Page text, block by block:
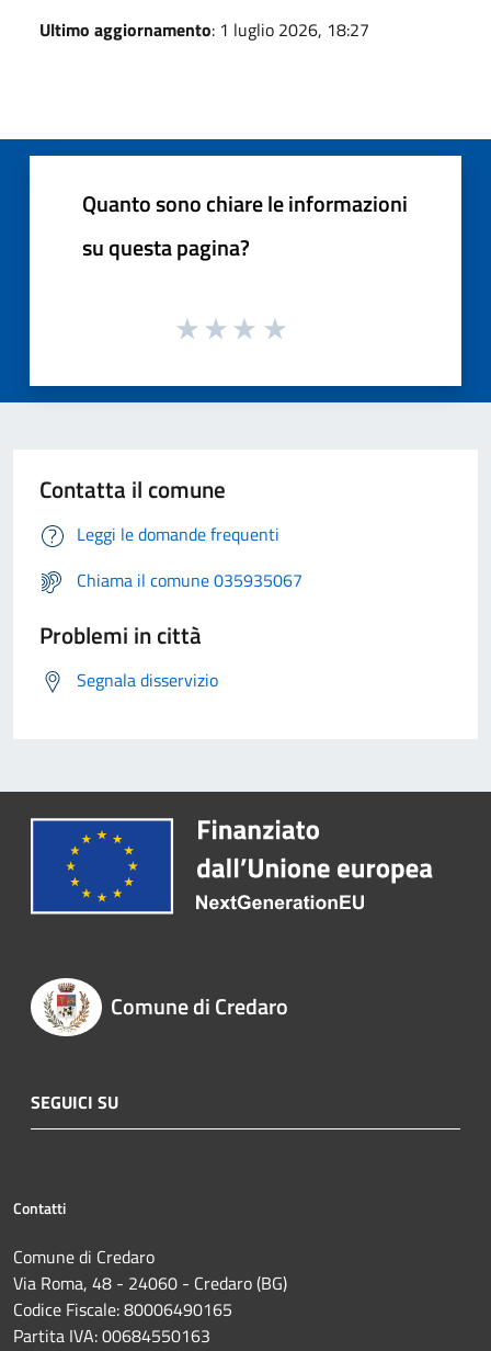
Ultimo aggiornamento: 1 luglio 2026, 18:27
Quanto sono chiare le informazioni
su questa pagina?
Contatta il comune
Leggi le domande frequenti
Chiama il comune 035935067
Problemi in città
Segnala disservizio
Comune di Credaro
SEGUICI SU
Contatti
Comune di Credaro
Via Roma, 48 - 24060 - Credaro (BG)
Codice Fiscale: 80006490165
Partita IVA: 00684550163